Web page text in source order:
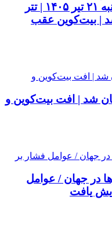
قیمت رمزارزها امروز یکشنبه ۲۱ تیر ۱۴۰۵ | تتر
تومان شد | بیت‌کوین عقب
۱۷۴ هزار تومان شد | افت بیت‌کوین و
در جهان / عوامل
یافت